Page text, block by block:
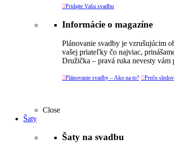
Pridajte Vašu svadbu
Informácie o magazíne
Plánovanie svadby je vzrušujúcim
vašej priateľky čo najviac,
Družička – pravá ruka nevesty vám
Plánovanie svadby – Ako na to? Prečo
Close
Šaty
Šaty na svadbu